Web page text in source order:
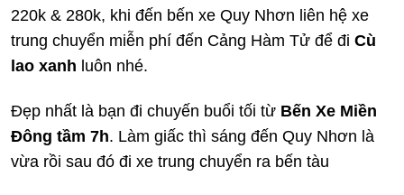
220k & 280k, khi đến bến xe Quy Nhơn liên hệ xe
trung chuyển miễn phí đến Cảng Hàm Tử để đi Cù
lao xanh luôn nhé.
Đẹp nhất là bạn đi chuyến buổi tối từ Bến Xe Miền
Đông tầm 7h. Làm giấc thì sáng đến Quy Nhơn là
vừa rồi sau đó đi xe trung chuyển ra bến tàu